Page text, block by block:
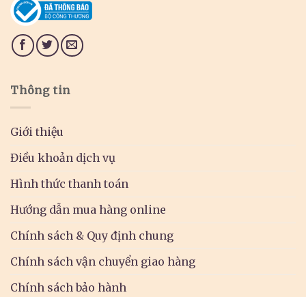
Thông tin
Giới thiệu
Điều khoản dịch vụ
Hình thức thanh toán
Hướng dẫn mua hàng online
Chính sách & Quy định chung
Chính sách vận chuyển giao hàng
Chính sách bảo hành